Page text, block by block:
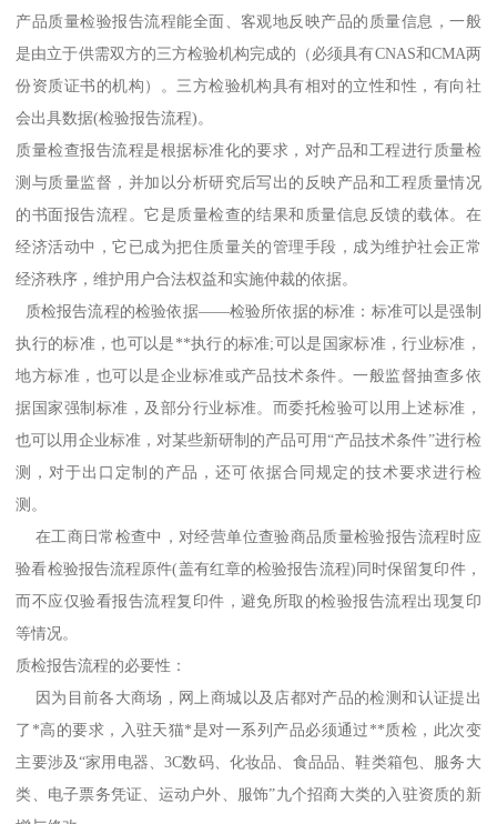
产品质量检验报告流程能全面、客观地反映产品的质量信息，一般
是由立于供需双方的三方检验机构完成的（必须具有CNAS和CMA两
份资质证书的机构）。三方检验机构具有相对的立性和性，有向社
会出具数据(检验报告流程)。
质量检查报告流程是根据标准化的要求，对产品和工程进行质量检
测与质量监督，并加以分析研究后写出的反映产品和工程质量情况
的书面报告流程。它是质量检查的结果和质量信息反馈的载体。在
经济活动中，它已成为把住质量关的管理手段，成为维护社会正常
经济秩序，维护用户合法权益和实施仲裁的依据。
质检报告流程的检验依据——检验所依据的标准：标准可以是强制
执行的标准，也可以是**执行的标准;可以是国家标准，行业标准，
地方标准，也可以是企业标准或产品技术条件。一般监督抽查多依
据国家强制标准，及部分行业标准。而委托检验可以用上述标准，
也可以用企业标准，对某些新研制的产品可用“产品技术条件”进行检
测，对于出口定制的产品，还可依据合同规定的技术要求进行检
测。
在工商日常检查中，对经营单位查验商品质量检验报告流程时应
验看检验报告流程原件(盖有红章的检验报告流程)同时保留复印件，
而不应仅验看报告流程复印件，避免所取的检验报告流程出现复印
等情况。
质检报告流程的必要性：
因为目前各大商场，网上商城以及店都对产品的检测和认证提出
了*高的要求，入驻天猫*是对一系列产品必须通过**质检，此次变
主要涉及“家用电器、3C数码、化妆品、食品品、鞋类箱包、服务大
类、电子票务凭证、运动户外、服饰”九个招商大类的入驻资质的新